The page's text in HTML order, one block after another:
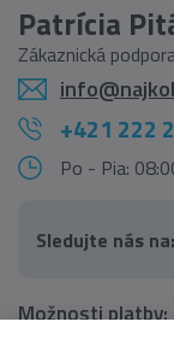
Patrícia
Zákaznická
+421 222
Po - Pia:
Sledujte nás na:
Možnosti platby: